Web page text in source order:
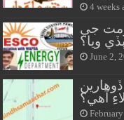
4 weeks
جي
June 2,
آهي؟